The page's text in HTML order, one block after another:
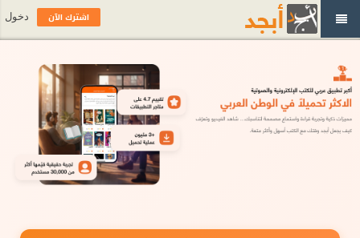
اشترك الآن دخول